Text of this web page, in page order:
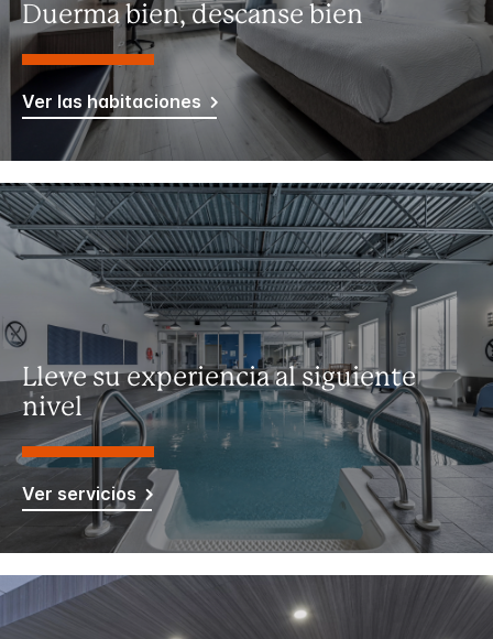
Duerma bien, descanse bien
Ver las habitaciones
Lleve su experiencia al siguiente
nivel
Ver servicios